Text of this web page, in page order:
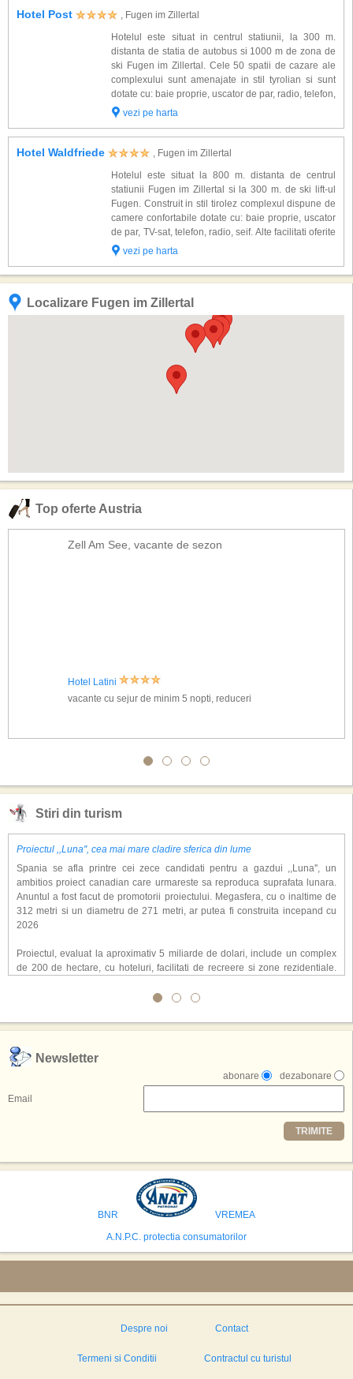
Hotel Post
, Fugen im Zillertal
Hotelul este situat in centrul statiunii, la 300 m.
distanta de statia de autobus si 1000 m de zona de
ski Fugen im Zillertal. Cele 50 spatii de cazare ale
complexului sunt amenajate in stil tyrolian si sunt
dotate cu: baie proprie, uscator de par, radio, telefon,
TV sat. Alte facilitati oferite la hotel: receptie, spatiu
vezi pe harta
Hotel Waldfriede
, Fugen im Zillertal
Hotelul este situat la 800 m. distanta de centrul
statiunii Fugen im Zillertal si la 300 m. de ski lift-ul
Fugen. Construit in stil tirolez complexul dispune de
camere confortabile dotate cu: baie proprie, uscator
de par, TV-sat, telefon, radio, seif. Alte facilitati oferite
la hotel: bar, salon pt. servirea micului dejun,
vezi pe harta
Localizare Fugen im Zillertal
Top oferte Austria
Zell Am See, vacante de sezon
Hotel Latini
vacante cu sejur de minim 5 nopti, reduceri
Stiri din turism
Proiectul ,,Luna'', cea mai mare cladire sferica din lume
Spania se afla printre cei zece candidati pentru a gazdui ,,Luna'', un
ambitios proiect canadian care urmareste sa reproduca suprafata lunara.
Anuntul a fost facut de promotorii proiectului. Megasfera, cu o inaltime de
312 metri si un diametru de 271 metri, ar putea fi construita incepand cu
2026
Proiectul, evaluat la aproximativ 5 miliarde de dolari, include un complex
de 200 de hectare, cu hoteluri, facilitati de recreere si zone rezidentiale.
atragerea a pana la 10 milioane de turisti anual. �Luna� ar putea deveni
exclusiv simularea suprafetei lunare.
,,Credem ca exista sanse mari sa anuntam nu doar o locatie, ci poate mai
multe'', a declarat Michael R. Henderson, cofondator al Moon World
Resorts, citat de Gulf News. Potrivit acestuia, 2026 ar putea deveni un an
decisiv pentru reali zarea proiectului.
Printre celelalte tari care concureaza pentru a gazdui aceasta constructie
se numara Australia, Brazilia, China, Egipt, India, Polonia, Thailanda,
avea cele mai mari sanse de a castiga licitatia. Totusi, Spania, care se
preconizeaza ca va deveni a doua cea mai vizitata tara din lume in 2025,
isi bazeaza oferta pe infrastructura turistica solida si capacitatea hoteliera."
Newsletter
dezabonare
abonare
Email
TRIMITE
BNR
VREMEA
A.N.P.C. protectia consumatorilor
Despre noi Contact
Termeni si Conditii Contractul cu turistul